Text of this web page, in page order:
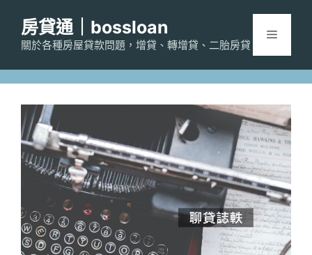
房貸通｜bossloan
關於各種房屋貸款問題，增貸、轉增貸、二胎房貸
選